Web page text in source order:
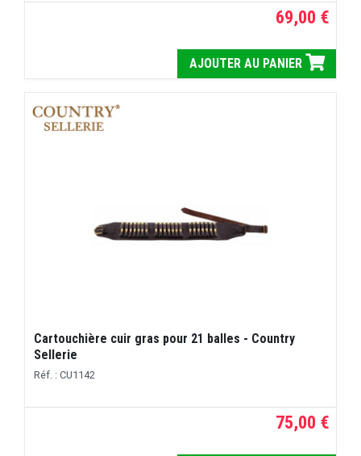
69,00 €
AJOUTER AU PANIER
Cartouchière cuir gras pour 21 balles - Country
Sellerie
Réf. : CU1142
75,00 €